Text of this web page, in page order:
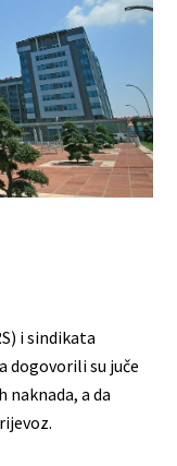
i sindikata
dogovorili su juče
naknada, a da